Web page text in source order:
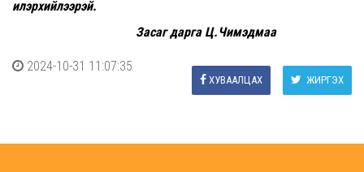
илэрхийлээрэй.
Засаг дарга Ц.Чимэдмаа
2024-10-31 11:07:35
ЖИРГЭХ
ХУВААЛЦАХ